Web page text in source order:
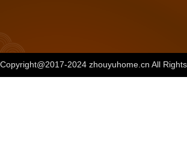
Copyright@2017-2024 zhouyuhome.cn All